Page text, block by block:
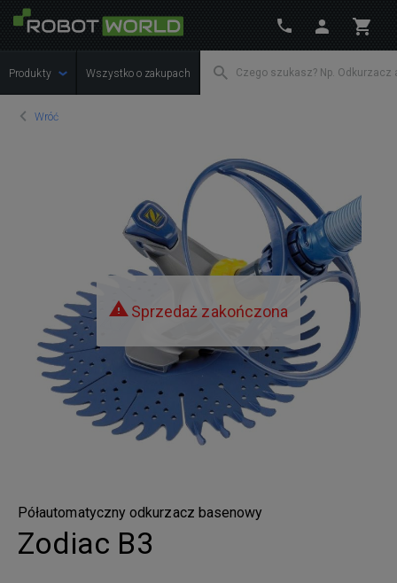
Produkty Wszystko o zakupach
Wróć
Sprzedaż zakończona
Półautomatyczny odkurzacz basenowy
Zodiac B3